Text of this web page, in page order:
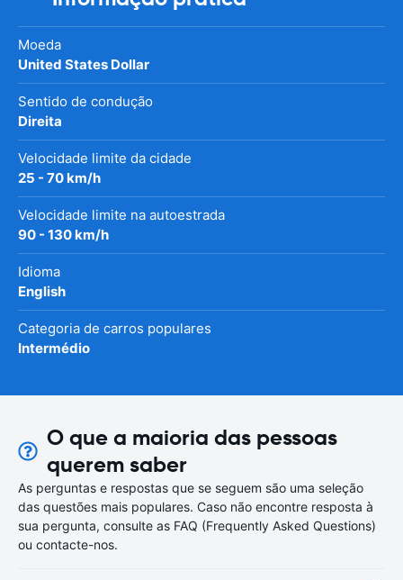
Moeda
United States Dollar
Sentido de condução
Direita
Velocidade limite da cidade
25 - 70 km/h
Velocidade limite na autoestrada
90 - 130 km/h
Idioma
English
Categoria de carros populares
Intermédio
O que a maioria das pessoas
querem saber
As perguntas e respostas que se seguem são uma seleção
das questões mais populares. Caso não encontre resposta à
sua pergunta, consulte as FAQ (Frequently Asked Questions)
ou contacte-nos.